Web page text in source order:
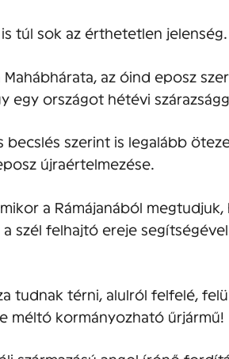
túl sok az érthetetlen jelenség.
az óind eposz
egy országot hétévi
becslés szerint is legalább
újraértelmezése.
a Rámájanából megtudjuk,
szél felhajtó ereje
tudnak térni, alulról felfelé,
méltó kormányozható űrjármű!